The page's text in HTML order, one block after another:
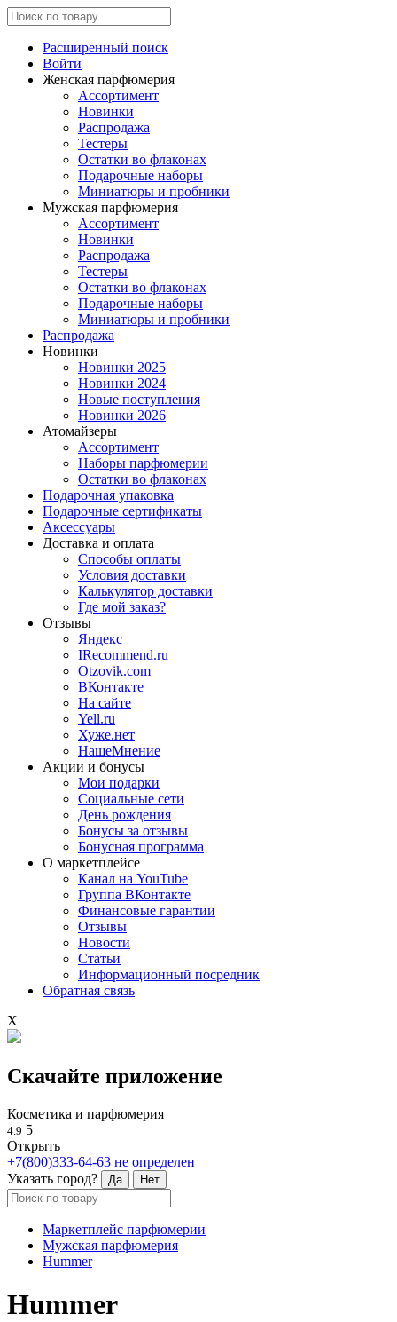
Расширенный поиск
Войти
Женская парфюмерия
Ассортимент
Новинки
Распродажа
Тестеры
Остатки во флаконах
Подарочные наборы
Миниатюры и пробники
Мужская парфюмерия
Ассортимент
Новинки
Распродажа
Тестеры
Остатки во флаконах
Подарочные наборы
Миниатюры и пробники
Распродажа
Новинки
Новинки 2025
Новинки 2024
Новые поступления
Новинки 2026
Атомайзеры
Ассортимент
Наборы парфюмерии
Остатки во флаконах
Подарочная упаковка
Подарочные сертификаты
Аксессуары
Доставка и оплата
Способы оплаты
Условия доставки
Калькулятор доставки
Где мой заказ?
Отзывы
Яндекс
IRecommend.ru
Otzovik.com
ВКонтакте
На сайте
Yell.ru
Хуже.нет
НашеМнение
Акции и бонусы
Мои подарки
Социальные сети
День рождения
Бонусы за отзывы
Бонусная программа
О маркетплейсе
Канал на YouTube
Группа ВКонтакте
Финансовые гарантии
Отзывы
Новости
Статьи
Информационный посредник
Обратная связь
X
Скачайте приложение
Косметика и парфюмерия
4.9 5
Открыть
+7(800)333-64-63 не определен
Указать город?
Да Нет
Маркетплейс парфюмерии
Мужская парфюмерия
Hummer
Hummer